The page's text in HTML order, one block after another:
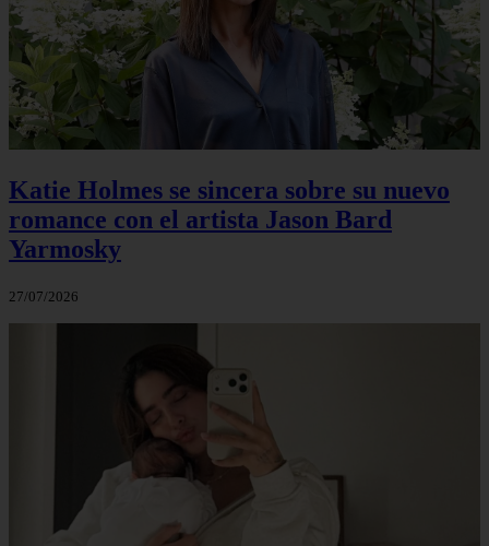
Katie Holmes se sincera sobre su nuevo
romance con el artista Jason Bard
Yarmosky
27/07/2026